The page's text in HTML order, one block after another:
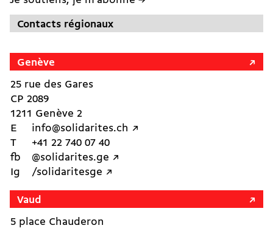
Contacts régionaux
Genève
25 rue des Gares
CP 2089
1211 Genève 2
E
info@solidarites.ch ↗︎
T
+41 22 740 07 40
fb
@solidarites.ge ↗︎
Ig
/solidaritesge ↗︎
Vaud
5 place Chauderon